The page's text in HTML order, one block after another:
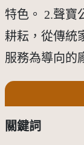
特色。 2.聲寶
耕耘，從傳統
服務為導向的
關鍵詞